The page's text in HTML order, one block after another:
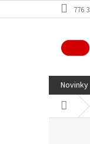
na
776
Novinky
Domů